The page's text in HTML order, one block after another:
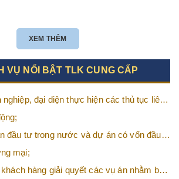
XEM THÊM
VỤ NỔI BẬT TLK CUNG CẤP
đại diện thực hiện các thủ tục liên
đầu tư trong nước và dự án có vốn đầu
mại;
hàng giải quyết các vụ án nhằm bảo